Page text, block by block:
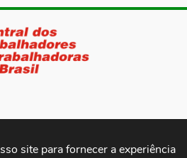
site para fornecer a experiência